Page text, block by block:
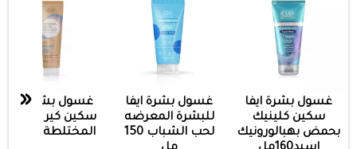
غسول بشرة ايفا
سكين كلينيك
بحمض بهبالورونيك
غسول بشرة ايفا
للبشرة المعرضه
لحب الشباب 150
غسول بشرة ايفا
سكين كير للبشرة
المختلطة 100مل
«